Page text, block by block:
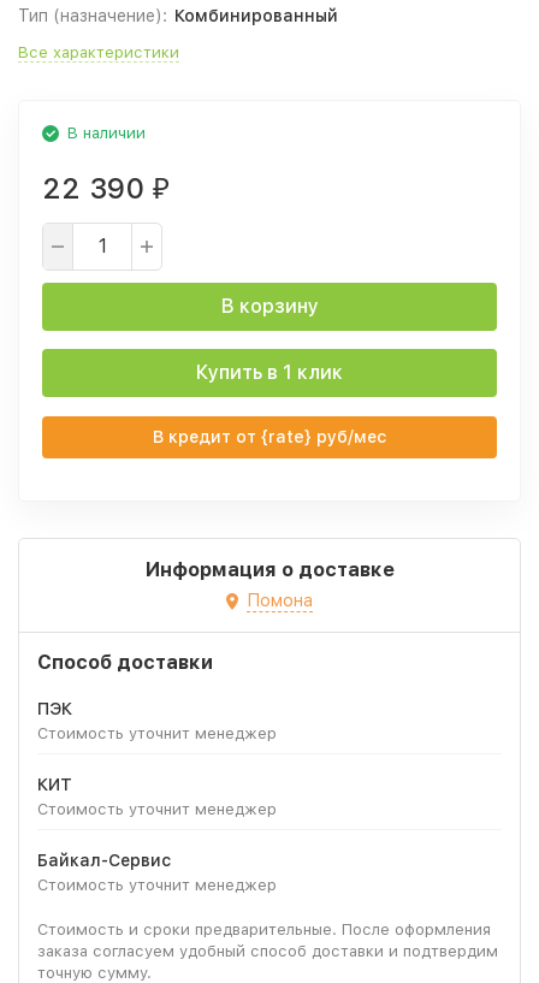
Тип (назначение): Комбинированный
Все характеристики
В наличии
22 390 ₽
В корзину
Купить в 1 клик
В кредит от {rate} руб/мес
Информация о доставке
Помона
Способ доставки
ПЭК
Стоимость уточнит менеджер
КИТ
Стоимость уточнит менеджер
Байкал-Сервис
Стоимость уточнит менеджер
Стоимость и сроки предварительные. После оформления
заказа согласуем удобный способ доставки и подтвердим
точную сумму.